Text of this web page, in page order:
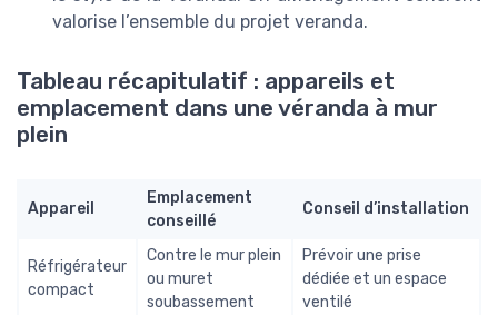
valorise l’ensemble du projet veranda.
Tableau récapitulatif : appareils et
emplacement dans une véranda à mur
plein
Appareil
Emplacement
conseillé
Conseil d’installation
Réfrigérateur
compact
Contre le mur plein
ou muret
soubassement
Prévoir une prise
dédiée et un espace
ventilé